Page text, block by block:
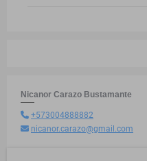
Nicanor Carazo Bustamante
+573004888882
nicanor.carazo@gmail.com